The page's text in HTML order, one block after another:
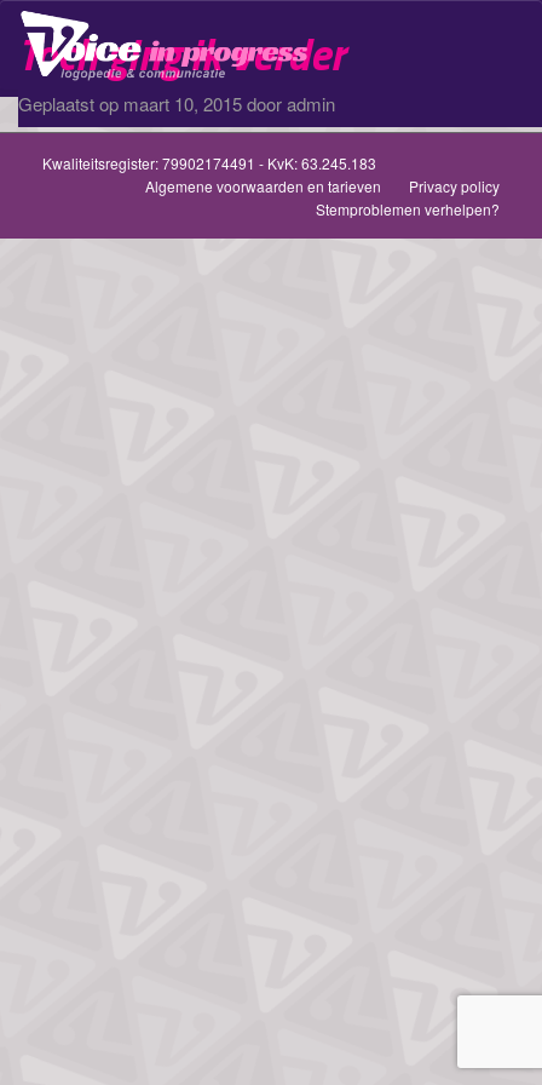
Toch ging ik verder
Geplaatst op maart 10, 2015dooradmin
Recentie
Kwaliteitsregister:79902174491 - KvK: 63.245.183
Algemene voorwaarden en tarieven
Privacy policy
Stemproblemen verhelpen?